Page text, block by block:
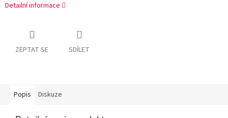
Detailní informace
ZEPTAT SE SDÍLET
Popis Diskuze